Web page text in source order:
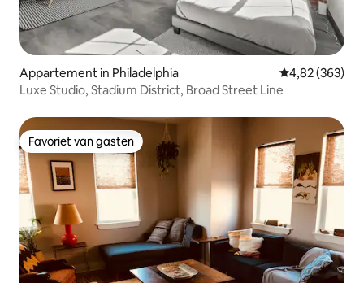
Appartement in Philadelphia Gemiddelde
4,82 (363)
Luxe Studio, Stadium District, Broad Street Line
Favoriet van gasten
Favoriet van gasten